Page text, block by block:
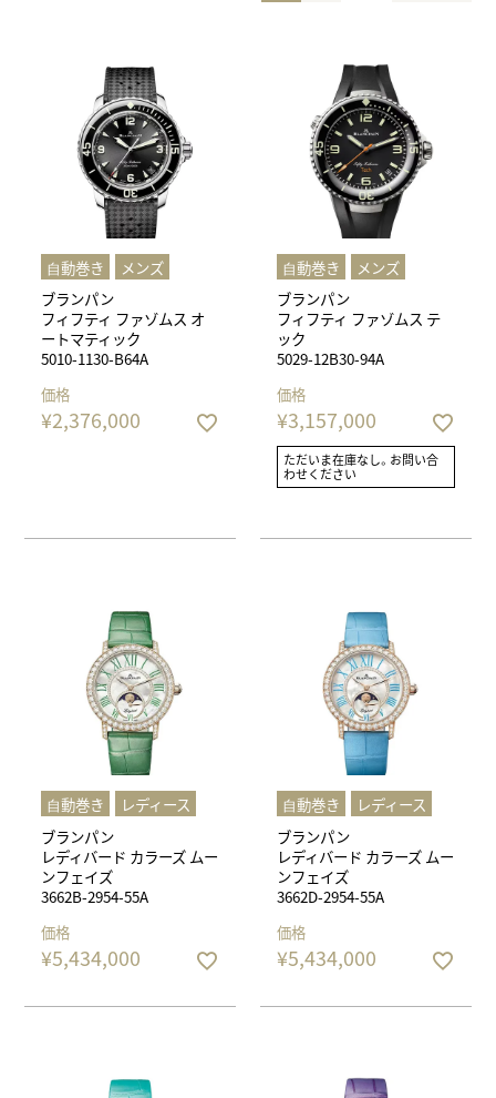
⾃動巻き
メンズ
ブランパン
フィフティ ファゾムス オ
ートマティック
5010-1130-B64A
価格
¥2,376,000
⾃動巻き
メンズ
ブランパン
フィフティ ファゾムス テ
ック
5029-12B30-94A
価格
¥3,157,000
ただいま在庫なし。お問い合
わせください
⾃動巻き
レディース
ブランパン
レディバード カラーズ ムー
ンフェイズ
3662B-2954-55A
価格
¥5,434,000
⾃動巻き
レディース
ブランパン
レディバード カラーズ ムー
ンフェイズ
3662D-2954-55A
価格
¥5,434,000